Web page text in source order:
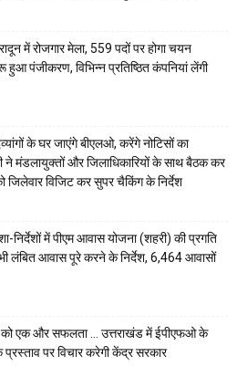
में रोजगार मेला, 559 पदों पर होगा चयन
हुआ पंजीकरण, विभिन्न प्रतिष्ठित कंपनियां लेंगी
के घर जाएंगे बीएलओ, करेंगे नोटिसों का
ने मंडलायुक्तों और जिलाधिकारियों के साथ बैठक कर
जिलेवार विजिट कर सुपर चैकिंग के निर्देश
निर्देशों में पीएम आवास योजना (शहरी) की प्रगति
लंबित आवास पूरे करने के निर्देश, 6,464 आवासों
को एक और सफलता … उत्तराखंड में ईपीएफओ के
प्रस्ताव पर विचार करेगी केंद्र सरकार